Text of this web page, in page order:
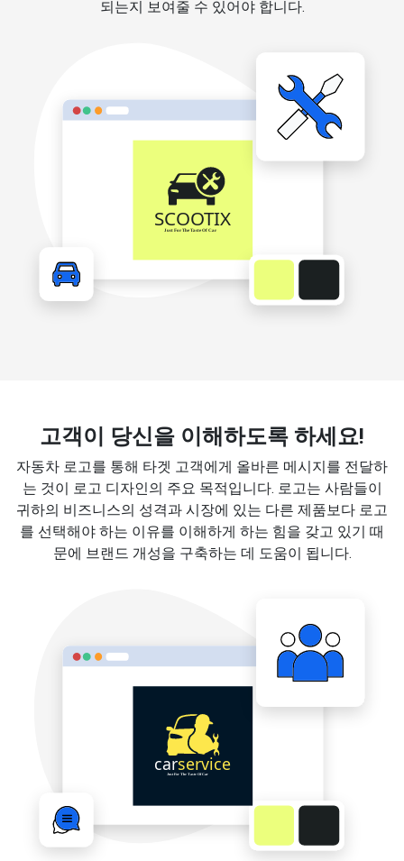
되는지 보여줄 수 있어야 합니다.
고객이 당신을 이해하도록 하세요!
자동차 로고를 통해 타겟 고객에게 올바른 메시지를 전달하
는 것이 로고 디자인의 주요 목적입니다. 로고는 사람들이
귀하의 비즈니스의 성격과 시장에 있는 다른 제품보다 로고
를 선택해야 하는 이유를 이해하게 하는 힘을 갖고 있기 때
문에 브랜드 개성을 구축하는 데 도움이 됩니다.